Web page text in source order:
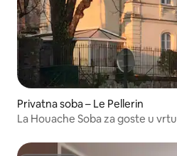
Privatna soba – Le Pellerin
La Houache Soba za goste u vrtu